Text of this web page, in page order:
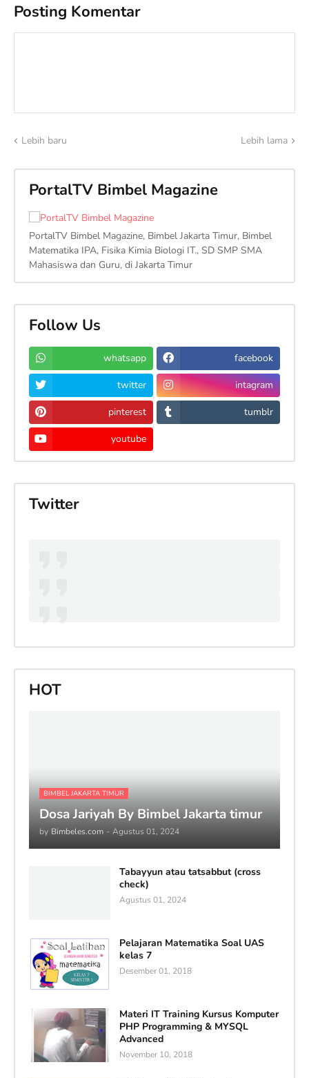
Posting Komentar
Lebih baru Lebih lama
PortalTV Bimbel Magazine
PortalTV Bimbel Magazine, Bimbel Jakarta Timur, Bimbel
Matematika IPA, Fisika Kimia Biologi IT., SD SMP SMA
Mahasiswa dan Guru, di Jakarta Timur
Follow Us
whatsapp facebook
twitter intagram
pinterest tumblr
youtube
Twitter
HOT
BIMBEL JAKARTA TIMUR
Dosa Jariyah By Bimbel Jakarta timur
by Bimbeles.com - Agustus 01, 2024
Tabayyun atau tatsabbut (cross
check)
Agustus 01, 2024
Pelajaran Matematika Soal UAS
kelas 7
Desember 01, 2018
Materi IT Training Kursus Komputer
PHP Programming & MYSQL
Advanced
November 10, 2018